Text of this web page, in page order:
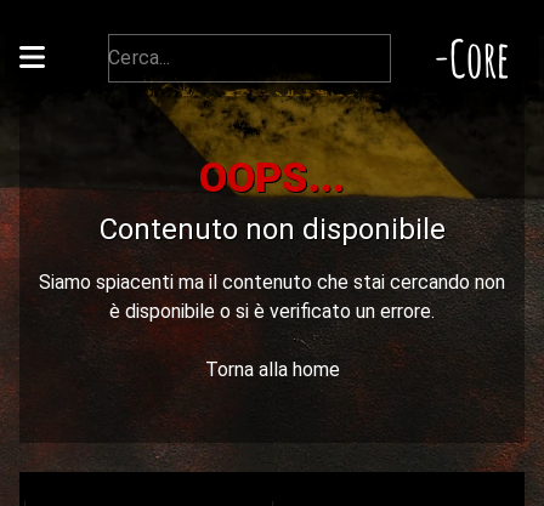
-Core
OOPS...
Contenuto non disponibile
Siamo spiacenti ma il contenuto che stai cercando non
è disponibile o si è verificato un errore.
Torna alla home